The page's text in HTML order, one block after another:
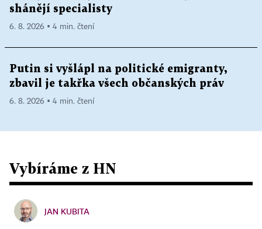
shánějí specialisty
6. 8. 2026 ▪ 4 min. čtení
Putin si vyšlápl na politické emigranty,
zbavil je takřka všech občanských práv
6. 8. 2026 ▪ 4 min. čtení
Vybíráme z HN
JAN KUBITA